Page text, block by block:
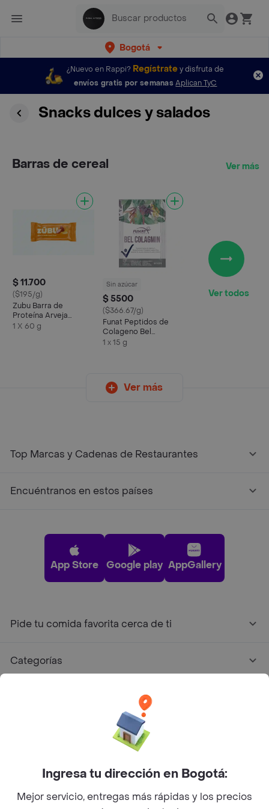
Bogotá
¿Nuevo en Rappi? Regístratey disfruta de
envíos gratis por semanas Aplican TyC
Snacks dulces y salados
Barras de cereal Ver más
$ 11.700
($195/g)
Zubu Barra de
Proteína Arveja
Banano y Cacao
1 X 60 g
Sin azúcar
$ 5500
($366.67/g)
Funat Peptidos de
Colageno Bel
Colagmin
1 x 15 g
Ver todos
Ver más
Top Marcas y Cadenas de Restaurantes
Encuéntranos en estos países
App Store Google play AppGallery
Pide tu comida favorita cerca de ti
Categorías
Facebook
Twitter
Instagram
©2026Rappi Inc. All rights reserved.
Ingresa tu dirección en Bogotá:
Mejor servicio, entregas más rápidas y los precios